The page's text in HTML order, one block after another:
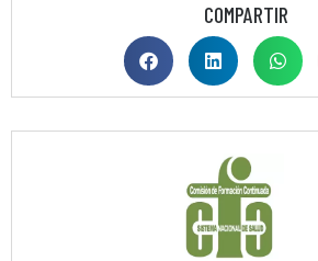
COMPARTIR